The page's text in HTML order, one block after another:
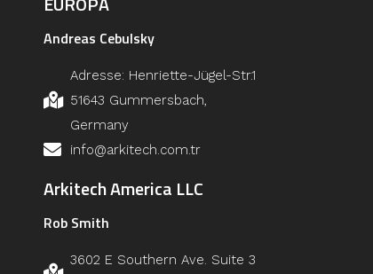
Andreas Cebulsky
Adresse: Henriette-Jügel-Str.1
51643 Gummersbach,
Germany
info@arkitech.com.tr
Arkitech America LLC
Rob Smith
3602 E Southern Ave. Suite 3